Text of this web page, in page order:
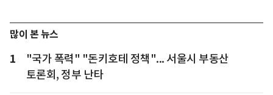
많이 본 뉴스
1
"국가 폭력" "돈키호테 정책"... 서울시 부동산
토론회, 정부 난타